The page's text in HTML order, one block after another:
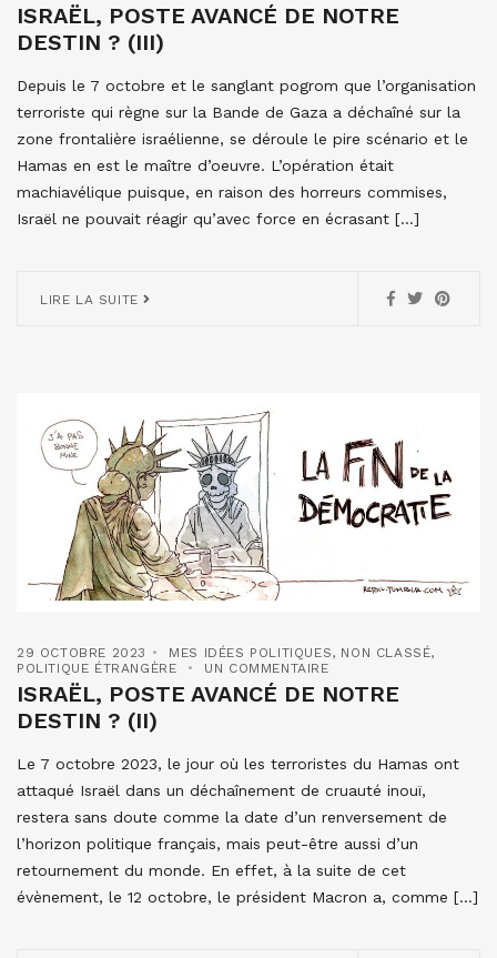
ISRAËL, POSTE AVANCÉ DE NOTRE
DESTIN ? (III)
Depuis le 7 octobre et le sanglant pogrom que l’organisation
terroriste qui règne sur la Bande de Gaza a déchaîné sur la
zone frontalière israélienne, se déroule le pire scénario et le
Hamas en est le maître d’oeuvre. L’opération était
machiavélique puisque, en raison des horreurs commises,
Israël ne pouvait réagir qu’avec force en écrasant […]
LIRE LA SUITE
29 OCTOBRE 2023 MES IDÉES POLITIQUES, NON CLASSÉ,
POLITIQUE ÉTRANGÈRE
UN COMMENTAIRE
ISRAËL, POSTE AVANCÉ DE NOTRE
DESTIN ? (II)
Le 7 octobre 2023, le jour où les terroristes du Hamas ont
attaqué Israël dans un déchaînement de cruauté inouï,
restera sans doute comme la date d’un renversement de
l’horizon politique français, mais peut-être aussi d’un
retournement du monde. En effet, à la suite de cet
évènement, le 12 octobre, le président Macron a, comme […]